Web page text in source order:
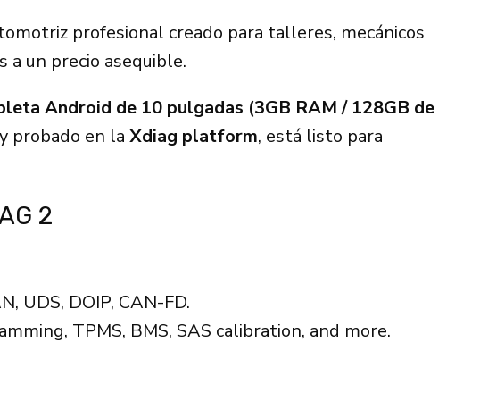
profesional creado para talleres, mecánicos
a un precio asequible.
Android de 10 pulgadas (3GB RAM / 128GB de
probado en la Xdiag platform, está listo para
2
UDS, DOIP, CAN-FD.
TPMS, BMS, SAS calibration, and more.